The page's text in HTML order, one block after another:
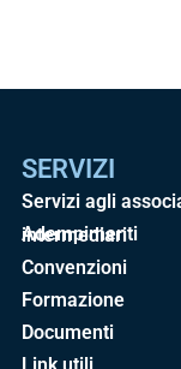
SERVIZI
Servizi agli
Adempimenti intermediari
Convenzioni
Formazione
Documenti